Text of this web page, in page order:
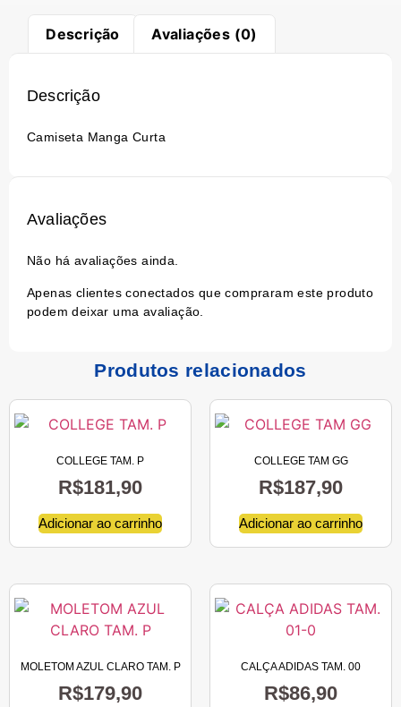
Descrição Avaliações (0)
Descrição
Camiseta Manga Curta
Avaliações
Não há avaliações ainda.
Apenas clientes conectados que compraram este produto
podem deixar uma avaliação.
Produtos relacionados
COLLEGE TAM. P
R$181,90
Adicionar ao carrinho
COLLEGE TAM GG
R$187,90
Adicionar ao carrinho
MOLETOM AZUL CLARO TAM. P
R$179,90
CALÇA ADIDAS TAM. 00
R$86,90